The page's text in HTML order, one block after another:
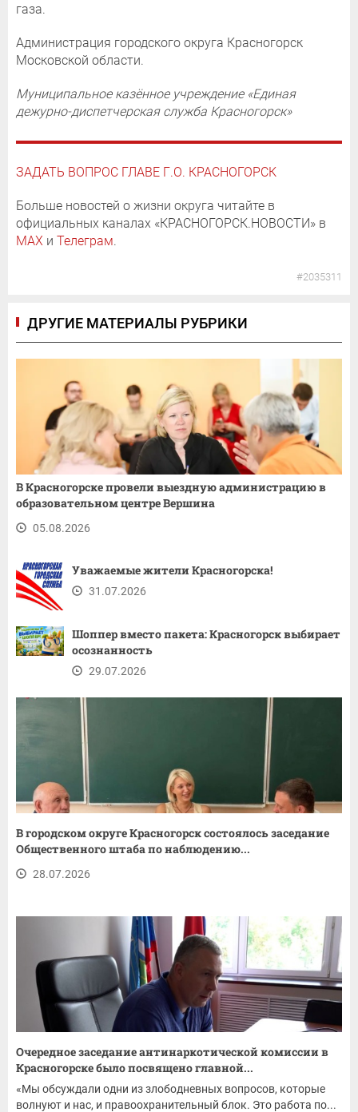
газа.
Администрация городского округа Красногорск
Московской области.
Муниципальное казённое учреждение «Единая
дежурно-диспетчерская служба Красногорск»
ЗАДАТЬ ВОПРОС ГЛАВЕ Г.О. КРАСНОГОРСК
Больше новостей о жизни округа читайте в
официальных каналах «КРАСНОГОРСК.НОВОСТИ» в
MAX и Телеграм.
#2035311
ДРУГИЕ МАТЕРИАЛЫ РУБРИКИ
В Красногорске провели выездную администрацию в
образовательном центре Вершина
05.08.2026
Уважаемые жители Красногорска!
31.07.2026
Шоппер вместо пакета: Красногорск выбирает
осознанность
29.07.2026
В городском округе Красногорск состоялось заседание
Общественного штаба по наблюдению...
28.07.2026
Очередное заседание антинаркотической комиссии в
Красногорске было посвящено главной...
«Мы обсуждали одни из злободневных вопросов, которые
волнуют и нас, и правоохранительный блок. Это работа по...